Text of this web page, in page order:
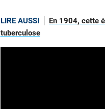
LIRE AUSSI
En 1904, cette
tuberculose